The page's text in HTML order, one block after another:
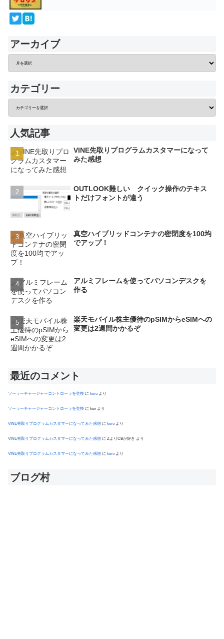
アーカイブ
カテゴリー
人気記事
VINE先取りプログラムカスタマーになって
みた感想
OUTLOOK難しい クイック操作のテキス
トだけフォントが違う
真空ハイブリッドコンテナの密閉度を100均
でアップ！
アルミフレームを使ってパソコンデスクを
作る
楽天モバイル株主優待のpSIMからeSIMへの
変更は2週間かかるぞ
最近のコメント
ソーラーチャージャーコントローラを交換 に kero より
ソーラーチャージャーコントローラを交換 に ken より
VINE先取りプログラムカスタマーになってみた感想 に kero より
VINE先取りプログラムカスタマーになってみた感想 に ZよりCBが好き より
VINE先取りプログラムカスタマーになってみた感想 に kero より
ブログ村